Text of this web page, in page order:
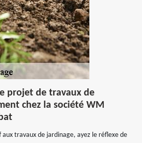
projet de travaux de
chez la société WM
aux travaux de jardinage, ayez le réflexe de